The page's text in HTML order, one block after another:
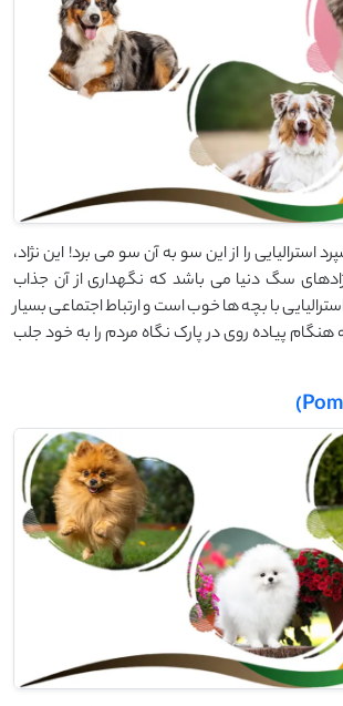
استرالیایی را از این سو به آن سو می برد! این نژاد،
سگ دنیا می باشد که نگهداری از آن جذاب
با بچه ها خوب است و ارتباط اجتماعی بسیار
پیاده روی در پارک نگاه مردم را به خود جلب